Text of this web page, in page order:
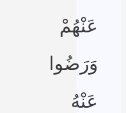
عَنْهُمْ
وَرَضُوا
عَنْهُ